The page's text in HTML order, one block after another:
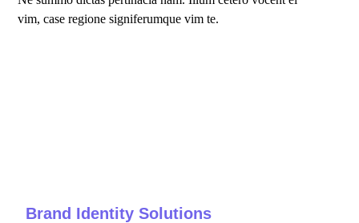
vim, case regione signiferumque vim te.
Brand Identity Solutions